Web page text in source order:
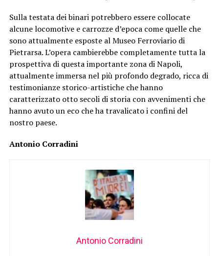
Sulla testata dei binari potrebbero essere collocate
alcune locomotive e carrozze d’epoca come quelle che
sono attualmente esposte al Museo Ferroviario di
Pietrarsa. L’opera cambierebbe completamente tutta la
prospettiva di questa importante zona di Napoli,
attualmente immersa nel più profondo degrado, ricca di
testimonianze storico-artistiche che hanno
caratterizzato otto secoli di storia con avvenimenti che
hanno avuto un eco che ha travalicato i confini del
nostro paese.
Antonio Corradini
Antonio Corradini